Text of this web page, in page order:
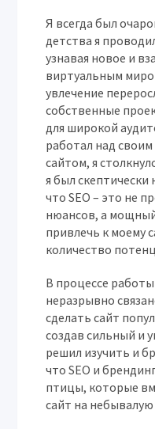
Я всегда был
детства я
узнавая новое и
виртуальным
увлечение
собственные
для широкой
работал над
сайтом, я
я был скептически
что SEO – это не
нюансов, а
привлечь к моему
количество
В процессе работы
неразрывно
сделать сайт
создав сильный и
решил изучить и
что SEO и
птицы, которые
сайт на